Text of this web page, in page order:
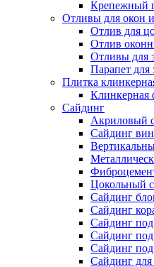
Крепежный
Отливы для окон
Отлив для
Отлив
Отливы для
Парапет для
Плитка
Клинкерная
Сайдинг
Акриловый
Сайдинг
Цокольный
Сайдинг
Сайдинг
Сайдинг
Сайдинг
Сайдинг под
Сайдинг